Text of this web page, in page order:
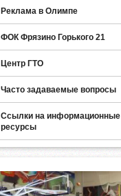
Реклама в Олимпе
ФОК Фрязино Горького 21
Центр ГТО
Часто задаваемые вопросы
Ссылки на информационные
ресурсы